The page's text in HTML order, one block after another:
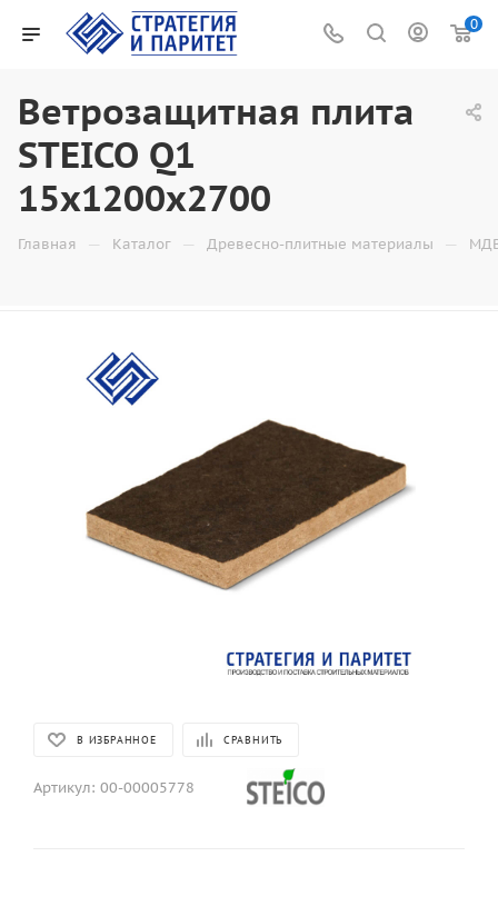
0
Ветрозащитная плита
STEICO Q1
15х1200х2700
Главная — Каталог — Древесно-плитные материалы —
В ИЗБРАННОЕ СРАВНИТЬ
Артикул: 00-00005778